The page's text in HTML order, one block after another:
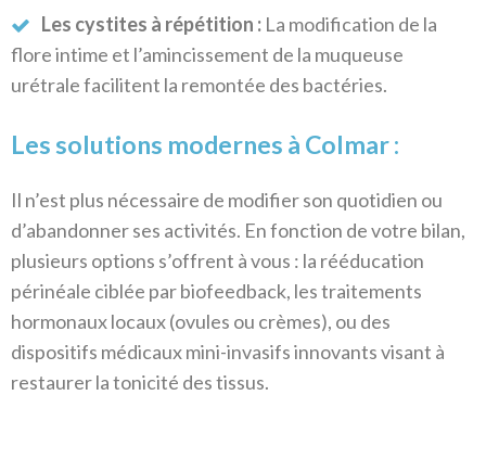
Les cystites à répétition : La modification de la
flore intime et l’amincissement de la muqueuse
urétrale facilitent la remontée des bactéries.
Les solutions modernes à Colmar :
Il n’est plus nécessaire de modifier son quotidien ou
d’abandonner ses activités. En fonction de votre bilan,
plusieurs options s’offrent à vous : la rééducation
périnéale ciblée par biofeedback, les traitements
hormonaux locaux (ovules ou crèmes), ou des
dispositifs médicaux mini-invasifs innovants visant à
restaurer la tonicité des tissus.